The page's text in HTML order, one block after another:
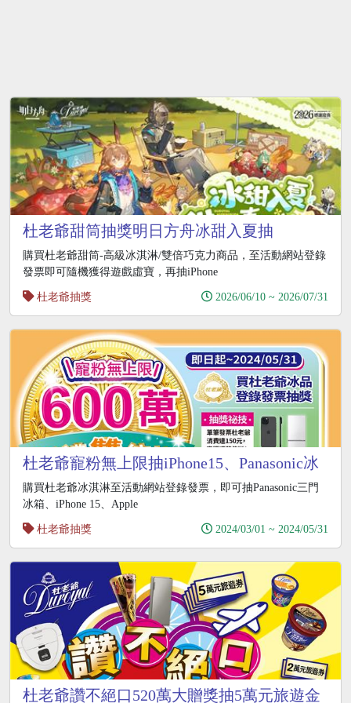
杜老爺甜筒抽獎明日方舟冰甜入夏抽
iPhone17
購買杜老爺甜筒-高級冰淇淋/雙倍巧克力商品，至活動網站登錄
發票即可隨機獲得遊戲虛寶，再抽iPhone
杜老爺抽獎
2026/06/10 ~ 2026/07/31
杜老爺寵粉無上限抽iPhone15、Panasonic冰
箱
購買杜老爺冰淇淋至活動網站登錄發票，即可抽Panasonic三門
冰箱、iPhone 15、Apple
杜老爺抽獎
2024/03/01 ~ 2024/05/31
杜老爺讚不絕口520萬大贈獎抽5萬元旅遊金